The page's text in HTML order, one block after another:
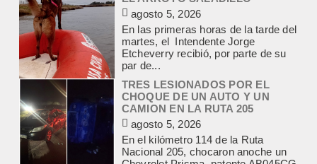
agosto 5, 2026
En el kilómetro 114 de la Ruta
Nacional 205, chocaron anoche un
Chevrolet Prisma, patente AB045CG,
y un camión Mercedes Benz,...
JEREMIAS COCCI ASUMIO LA
PRESIDENCIA DEL ROTARY
agosto 4, 2026
En el salón de la avenida Yrigoyen
colmado, asumió la presidencia del
Rotary Club de Lobos Jeremías
Cocci, para el...